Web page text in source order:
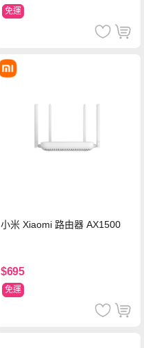
免運
小米 Xiaomi 路由器 AX1500
$695
免運